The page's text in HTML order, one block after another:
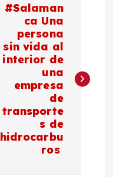
#Salaman
ca Una
persona
sin vida al
interior de
una
empresa
de
transporte
s de
hidrocarbu
ros